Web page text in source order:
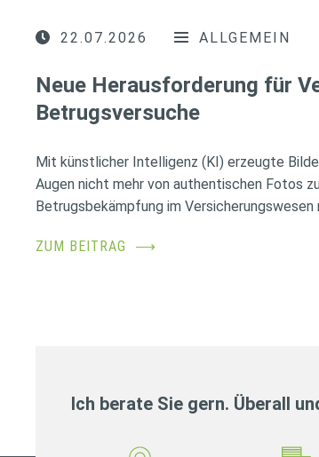
22.07.2026 ALLGEMEIN
Neue Herausforderung für
Betrugsversuche
Mit künstlicher Intelligenz (KI) erzeugte
Augen nicht mehr von authentischen Fotos
Betrugsbekämpfung im Versicherungswesen
ZUM BEITRAG ⟶
Ich berate Sie gern. Überall